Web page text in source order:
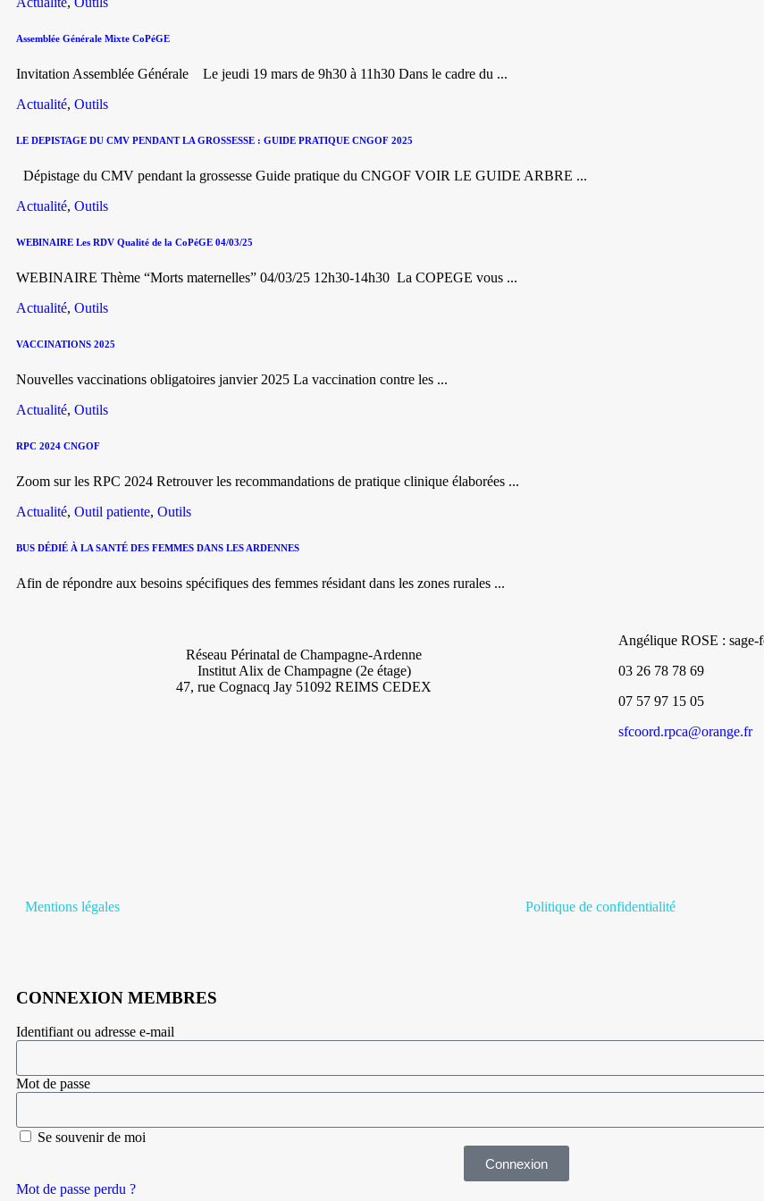
Assemblée Générale Mixte CoPéGE
Invitation Assemblée Générale Le jeudi 19 mars de 9h30 à 11h30 Dans le cadre du ...
Actualité, Outils
LE DEPISTAGE DU CMV PENDANT LA GROSSESSE : GUIDE PRATIQUE CNGOF 2025
Dépistage du CMV pendant la grossesse Guide pratique du CNGOF VOIR LE GUIDE ARBRE ...
Actualité, Outils
WEBINAIRE Les RDV Qualité de la CoPéGE 04/03/25
WEBINAIRE Thème “Morts maternelles” 04/03/25 12h30-14h30 La COPEGE vous ...
Actualité, Outils
VACCINATIONS 2025
Nouvelles vaccinations obligatoires janvier 2025 La vaccination contre les ...
Actualité, Outils
RPC 2024 CNGOF
Zoom sur les RPC 2024 Retrouver les recommandations de pratique clinique élaborées ...
Actualité, Outil patiente, Outils
BUS DÉDIÉ À LA SANTÉ DES FEMMES DANS LES ARDENNES
Afin de répondre aux besoins spécifiques des femmes résidant dans les zones rurales ...
Réseau Périnatal de Champagne-Ardenne
Institut Alix de Champagne (2e étage)
47, rue Cognacq Jay 51092 REIMS CEDEX
Angélique ROSE : sage-
03 26 78 78 69
07 57 97 15 05
sfcoord.rpca@orange.fr
Mentions légales Politique de confidentialité
CONNEXION MEMBRES
Identifiant ou adresse e-mail
Mot de passe
Se souvenir de moi
Connexion
Mot de passe perdu ?